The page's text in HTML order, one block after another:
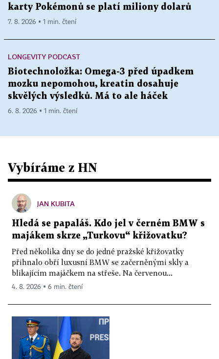
karty Pokémonů se platí miliony dolarů
7. 8. 2026 ▪ 1 min. čtení
LONGEVITY PODCAST
Biotechnoložka: Omega-3 před úpadkem
mozku nepomohou, kreatin dosahuje
skvělých výsledků. Má to ale háček
6. 8. 2026 ▪ 1 min. čtení
Vybíráme z HN
JAN KUBITA
Hledá se papaláš. Kdo jel v černém BMW s
majákem skrze „Turkovu“ křižovatku?
Před několika dny se do jedné pražské křižovatky
přihnalo obří luxusní BMW se začerněnými skly a
blikajícím majáčkem na střeše. Na červenou...
4. 8. 2026 ▪ 6 min. čtení